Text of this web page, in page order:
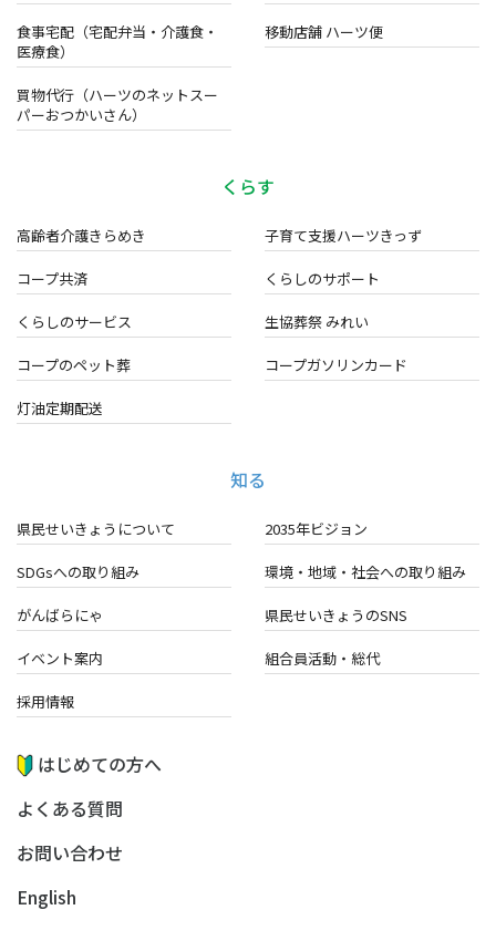
食事宅配（宅配弁当・介護食・
医療食）
移動店舗 ハーツ便
買物代行（ハーツのネットスー
パーおつかいさん）
くらす
高齢者介護きらめき 子育て支援ハーツきっず
コープ共済 くらしのサポート
くらしのサービス 生協葬祭 みれい
コープのペット葬 コープガソリンカード
灯油定期配送
知る
県民せいきょうについて 2035年ビジョン
SDGsへの取り組み 環境・地域・ 社会への取り組み
がんばらにゃ 県民せいきょうのSNS
イベント案内 組合員活動・総代
採用情報
はじめての方へ
よくある質問
お問い合わせ
English